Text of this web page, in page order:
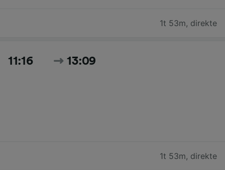
1t 53m, direkte
11:16 13:09
1t 53m, direkte